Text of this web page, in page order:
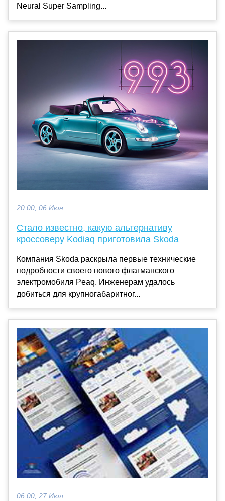
Neural Super Sampling...
20:00, 06 Июн
Стало известно, какую альтернативу
кроссоверу Kodiaq приготовила Skoda
Компания Skoda раскрыла первые технические
подробности своего нового флагманского
электромобиля Peaq. Инженерам удалось
добиться для крупногабаритног...
06:00, 27 Июл